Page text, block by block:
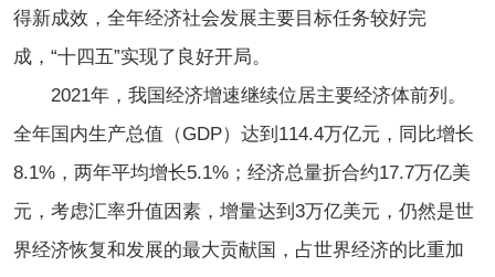
得新成效，全年经济社会发展主要目标任务较好完
成，“十四五”实现了良好开局。
2021年，我国经济增速继续位居主要经济体前列。
全年国内生产总值（GDP）达到114.4万亿元，同比增长
8.1%，两年平均增长5.1%；经济总量折合约17.7万亿美
元，考虑汇率升值因素，增量达到3万亿美元，仍然是世
界经济恢复和发展的最大贡献国，占世界经济的比重加